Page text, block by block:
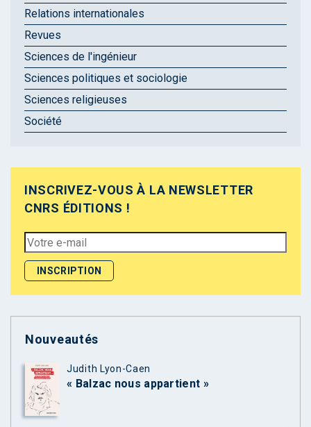
Relations internationales
Revues
Sciences de l'ingénieur
Sciences politiques et sociologie
Sciences religieuses
Société
INSCRIVEZ-VOUS À LA NEWSLETTER
CNRS ÉDITIONS !
Nouveautés
Judith Lyon-Caen
« Balzac nous appartient »